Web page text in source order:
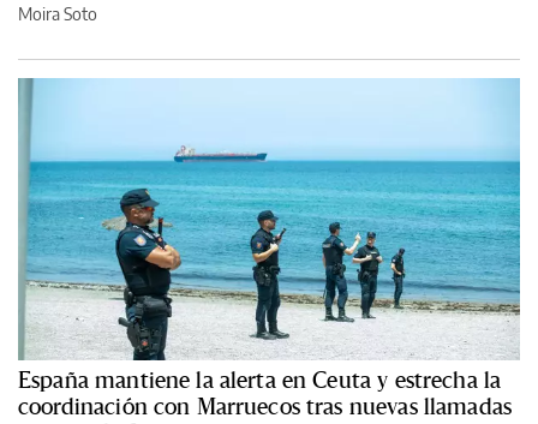
Moira Soto
España mantiene la alerta en Ceuta y estrecha la
coordinación con Marruecos tras nuevas llamadas